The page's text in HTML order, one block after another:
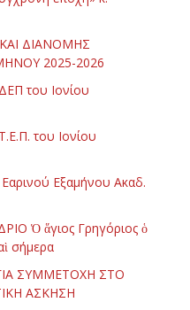
ΔΙΑΝΟΜΗΣ
2025-2026
του Ιονίου
του Ιονίου
Εξαμήνου Ακαδ.
Ὁ ἅγιος Γρηγόριος ὁ
σήμερα
ΣΥΜΜΕΤΟΧΗ ΣΤΟ
ΑΣΚΗΣΗ